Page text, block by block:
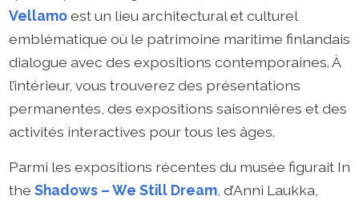
Vellamoest un lieu architectural et culturel
emblématique où le patrimoine maritime finlandais
dialogue avec des expositions contemporaines. À
l’intérieur, vous trouverez des présentations
permanentes, des expositions saisonnières et des
activités interactives pour tous les âges.
Parmi les expositions récentes du musée figurait In
the Shadows – We Still Dream, d’Anni Laukka,